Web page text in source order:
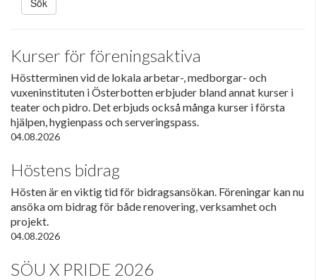
Kurser för föreningsaktiva
Höstterminen vid de lokala arbetar-, medborgar- och
vuxeninstituten i Österbotten erbjuder bland annat kurser i
teater och pidro. Det erbjuds också många kurser i första
hjälpen, hygienpass och serveringspass.
04.08.2026
Höstens bidrag
Hösten är en viktig tid för bidragsansökan. Föreningar kan nu
ansöka om bidrag för både renovering, verksamhet och
projekt.
04.08.2026
SÖU X PRIDE 2026